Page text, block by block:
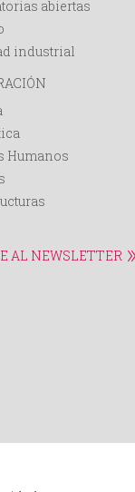
abiertas
industrial
Humanos
AL NEWSLETTER